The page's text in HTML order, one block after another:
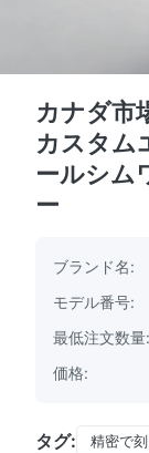
カナダ市
カスタム
ールシム
ー
ブランド名:
モデル番号:
最低注文数量:
価格:
タグ: 精密で